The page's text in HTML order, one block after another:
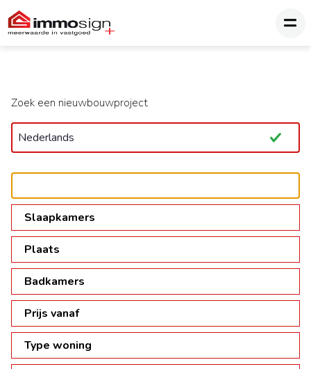
Zoek een nieuwbouwproject
Slaapkamers
Plaats
Badkamers
Prijs vanaf
Type woning